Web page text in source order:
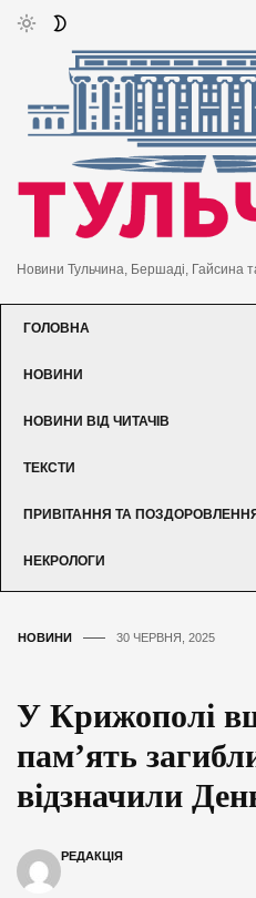
Новини Тульчина, Бершаді, Гайсина
ГОЛОВНА
НОВИНИ
НОВИНИ ВІД ЧИТАЧІВ
ТЕКСТИ
ПРИВІТАННЯ ТА
НЕКРОЛОГИ
НОВИНИ 30 ЧЕРВНЯ, 2025
У Крижополі
пам’ять
відзначили
РЕДАКЦІЯ